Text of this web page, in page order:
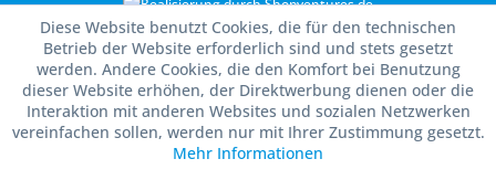
Diese Website benutzt Cookies, die für den technischen
Betrieb der Website erforderlich sind und stets gesetzt
werden. Andere Cookies, die den Komfort bei Benutzung
dieser Website erhöhen, der Direktwerbung dienen oder die
Interaktion mit anderen Websites und sozialen Netzwerken
vereinfachen sollen, werden nur mit Ihrer Zustimmung gesetzt.
Mehr Informationen